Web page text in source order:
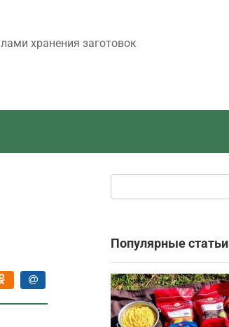
хранения заготовок
Популярные статьи